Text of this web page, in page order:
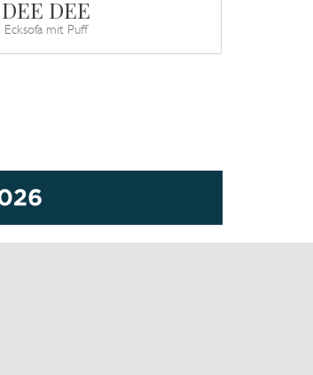
DEE DEE
Ecksofa mit Puff